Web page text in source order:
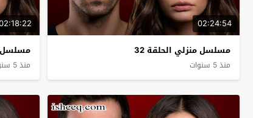
02:24:54
مسلسل منزلي الحلقة 32
منذ 5 سنوات
مسلسل
منذ 5 سنوات